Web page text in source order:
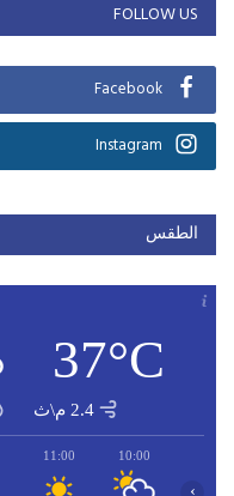
FOLLOW US
Facebook
Instagram
الطقس
37°C
2.4 م\ث
10:00
11:00
›